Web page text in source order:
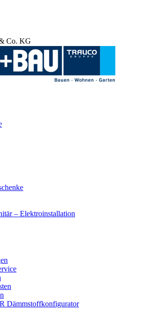
Co. KG
– Elektroinstallation
Dämmstoffkonfigurator